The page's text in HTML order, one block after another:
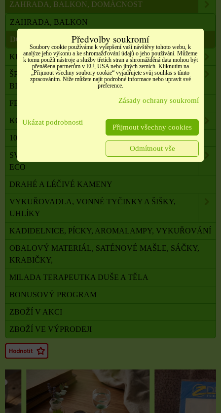
ZAHRADA, BALKON, DOMÁCNOST
ZAHRADA, BALKON
DOMÁCNOST
KRÁSA A ZDRAVÍ
ŠPERKY, NEREZOVÁ OCEL, PŘÍRODNÍ KÁMEN,
BIŽUTERIE
FENG SHUI, ORG. PYRAMIDY, LAPAČE SNŮ
KOMPONENTY K VÝROBĚ SVÍČEK, ŠPERKŮ
100 % PŘÍRODNÍ ESENCIÁLNÍ OLEJE SALOOS
SVÍČKY Z PALMOVÉHO A SÓJOVÉHO VOSKU
ECO
DRAHÉ A LÉČIVÉ KAMENY
VYKUŘOVADLA, VONNÉ TYČINKY A ŠIŠKY,
UHLÍKY
KADIDELNICE, PÍCKY, AROMALAMPY, VYKUŘOVÁNÍ
OBALOVÝ MATERIÁL, SATÉNOVÉ MAŠLE, SÁČKY,
KRABIČKY,
MILADA TERAPEUTKA DUŠE A TĚLA
BONUSOVÝ PROGRAM
ZBOŽÍ V AKCI
ZBOŽÍ VE VÝPRODEJI
Předvolby soukromí
Soubory cookie používáme k vylepšení vaší návštěvy tohoto webu, k
analýze jeho výkonu a ke shromažďování údajů o jeho používání. Můžeme
k tomu použít nástroje a služby třetích stran a shromážděná data mohou být
přenášena partnerům v EU, USA nebo jiných zemích. Kliknutím na
„Přijmout všechny soubory cookie“ vyjadřujete svůj souhlas s tímto
zpracováním. Níže můžete najít podrobné informace nebo upravit své
preference.
Zásady ochrany soukromí
Ukázat podrobnosti
Přijmout všechny cookies
Odmítnout vše